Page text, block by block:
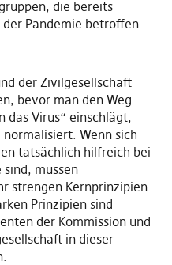
die bereits
Pandemie betroffen
der Zivilgesellschaft
bevor man den Weg
das Virus“ einschlägt,
Wenn sich
tatsächlich hilfreich bei
müssen
strengen Kernprinzipien
Prinzipien sind
der Kommission und
in dieser